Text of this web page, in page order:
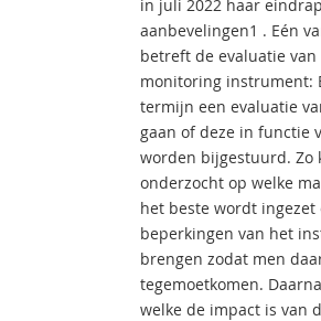
in juli 2022 haar
aanbevelingen1 . Eén
betreft de evaluatie van
monitoring instrument:
termijn een evaluatie
gaan of deze in functie
worden bijgestuurd. Zo
onderzocht op welke
het beste wordt ingezet
beperkingen van het
brengen zodat men
tegemoetkomen.
welke de impact is van